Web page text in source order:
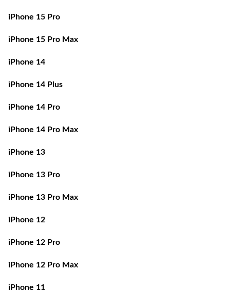
iPhone 15 Pro
iPhone 15 Pro Max
iPhone 14
iPhone 14 Plus
iPhone 14 Pro
iPhone 14 Pro Max
iPhone 13
iPhone 13 Pro
iPhone 13 Pro Max
iPhone 12
iPhone 12 Pro
iPhone 12 Pro Max
iPhone 11